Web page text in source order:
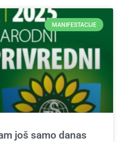
MANIFESTACIJE
još samo danas